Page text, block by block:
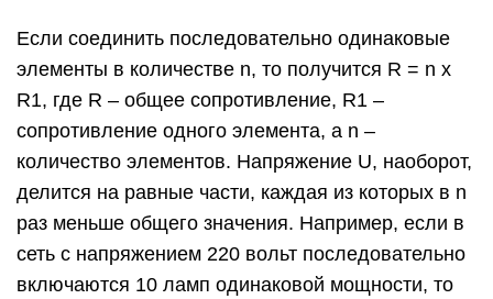
Если соединить последовательно одинаковые
элементы в количестве n, то получится R = n х
R1, где R – общее сопротивление, R1 –
сопротивление одного элемента, а n –
количество элементов. Напряжение U, наоборот,
делится на равные части, каждая из которых в n
раз меньше общего значения. Например, если в
сеть с напряжением 220 вольт последовательно
включаются 10 ламп одинаковой мощности, то